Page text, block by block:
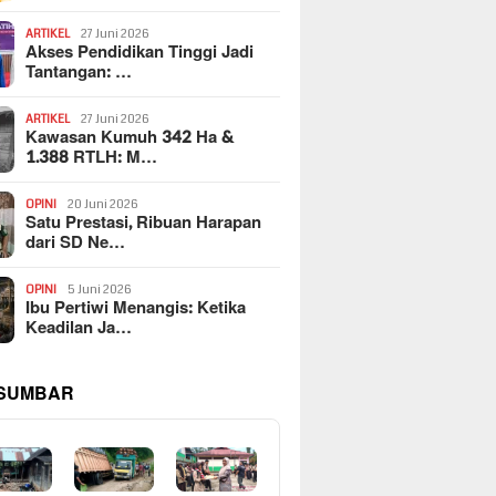
ARTIKEL 27 Juni 2026
Akses Pendidikan Tinggi Jadi
Tantangan: …
ARTIKEL 27 Juni 2026
Kawasan Kumuh 342 Ha &
1.388 RTLH: M…
OPINI 20 Juni 2026
Satu Prestasi, Ribuan Harapan
dari SD Ne…
OPINI 5 Juni 2026
Ibu Pertiwi Menangis: Ketika
Keadilan Ja…